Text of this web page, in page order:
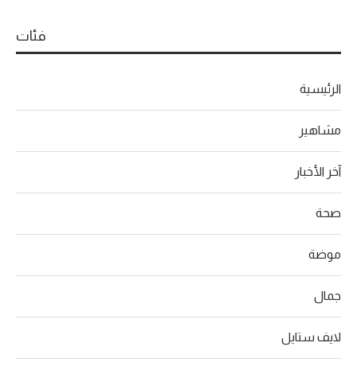
فئات
الرئيسية
مشاهير
آخر الأخبار
صحة
موضة
جمال
لايف ستايل